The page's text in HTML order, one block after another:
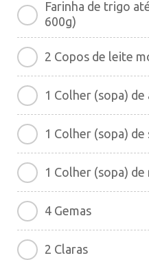
Farinha de trigo
600g)
2 Copos de leite
1 Colher (sopa) de
1 Colher (sopa) de
1 Colher (sopa) de
4 Gemas
2 Claras